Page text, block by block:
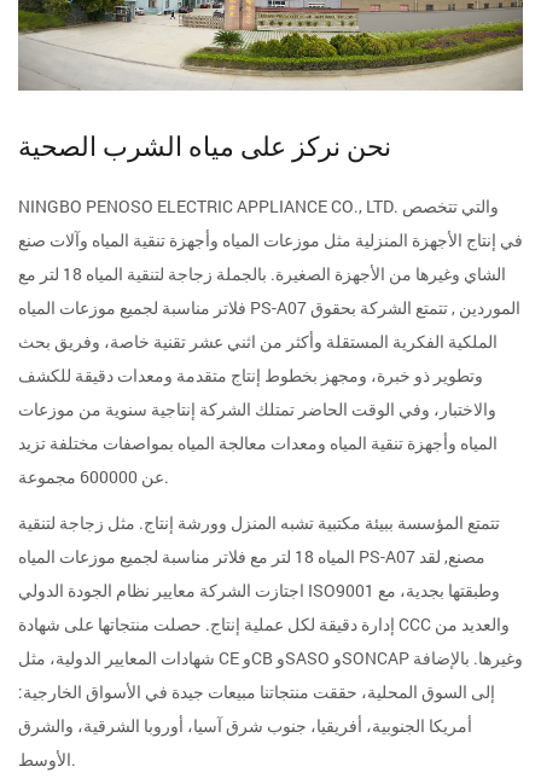
نحن نركز على مياه الشرب الصحية
NINGBO PENOSO ELECTRIC APPLIANCE CO., LTD. والتي تتخصص
في إنتاج الأجهزة المنزلية مثل موزعات المياه وأجهزة تنقية المياه وآلات صنع
الشاي وغيرها من الأجهزة الصغيرة. بالجملة
زجاجة لتنقية المياه 18 لتر مع
فلاتر مناسبة لجميع موزعات المياه PS-A07 الموردين , تتمتع الشركة بحقوق
الملكية الفكرية المستقلة وأكثر من اثني عشر تقنية خاصة، وفريق بحث
وتطوير ذو خبرة، ومجهز بخطوط إنتاج متقدمة ومعدات دقيقة للكشف
والاختبار، وفي الوقت الحاضر تمتلك الشركة إنتاجية سنوية من موزعات
المياه وأجهزة تنقية المياه ومعدات معالجة المياه بمواصفات مختلفة تزيد
عن 600000 مجموعة.
تتمتع المؤسسة ببيئة مكتبية تشبه المنزل وورشة إنتاج. مثل زجاجة لتنقية
المياه 18 لتر مع فلاتر مناسبة لجميع موزعات المياه PS-A07 مصنع, لقد
اجتازت الشركة معايير نظام الجودة الدولي ISO9001 وطبقتها بجدية، مع
إدارة دقيقة لكل عملية إنتاج. حصلت منتجاتها على شهادة CCC والعديد من
شهادات المعايير الدولية، مثل CE وCB وSASO وSONCAP وغيرها. بالإضافة
إلى السوق المحلية، حققت منتجاتنا مبيعات جيدة في الأسواق الخارجية:
أمريكا الجنوبية، أفريقيا، جنوب شرق آسيا، أوروبا الشرقية، والشرق
الأوسط.